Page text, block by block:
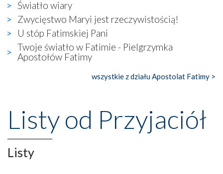
naocznie przekonaliśmy się, że wewnątrz Kościoła toczy
się ogromna walka o kształt katolicyzmu i o serca
wierzących. Do czego to zmaganie może prowadzić,
widzieliśmy w urokliwym, niewielkim mieście Obidos,
gdzie w miejscu dawnego kościoła działa dzisiaj…
księgarnia.
przeniosły nas do czasów, gdy świątynie bez wątpienia
wznoszono na chwałę Bożą, na przykład – w podzięce za
Opatrznościową pomoc w wygranej bitwie o
niepodległość kraju. Zachwyt budziła potężna, a zarazem
misterna architektura tych monumentalnych dzieł,
wspaniałe zdobienia, dbałość ich twórców o detale,
Światło wiary
Zwycięstwo Maryi jest rzeczywistością!
U stóp Fatimskiej Pani
Twoje światło w Fatimie - Pielgrzymka
Apostołów Fatimy
wszystkie z działu Apostolat Fatimy >
Listy od Przyjaciół
Listy